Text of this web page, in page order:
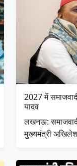
2027 में
यादव
लखनऊ: समाजवादी
मुख्यमंत्री